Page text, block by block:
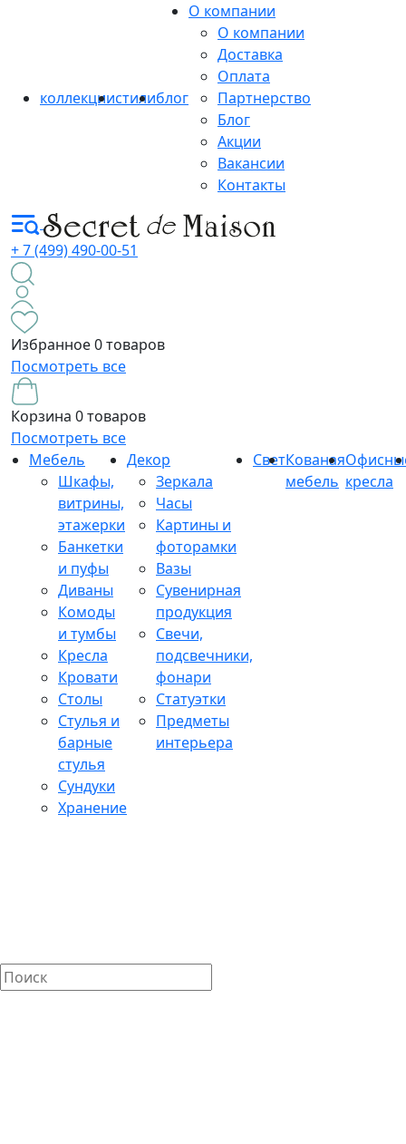
коллекциистилиблог
О компании
О компании
Доставка
Оплата
Партнерство
Блог
Акции
Вакансии
Контакты
+ 7 (499) 490-00-51
Избранное0 товаров
Посмотреть все
Корзина 0 товаров
Посмотреть все
Мебель
Шкафы,
витрины,
этажерки
Банкетки
и пуфы
Диваны
Комоды
и тумбы
Кресла
Кровати
Столы
Стулья и
барные
стулья
Сундуки
Хранение
Декор
Зеркала
Часы
Картины и
фоторамки
Вазы
Сувенирная
продукция
Свечи,
подсвечники,
фонари
Статуэтки
Предметы
интерьера
СветКованая
мебель кресла